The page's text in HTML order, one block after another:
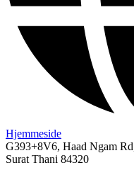
Hjemmeside
G393+8V6, Haad Ngam
Surat Thani 84320